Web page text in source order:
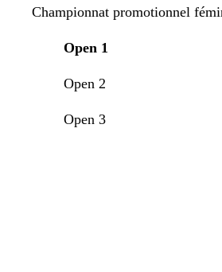
Championnat promotionnel
Open 1
Open 2
Open 3